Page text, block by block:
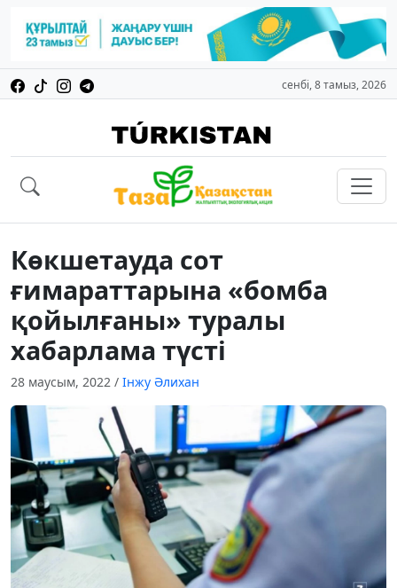
сенбі, 8 тамыз, 2026
Көкшетауда сот
ғимараттарына «бомба
қойылғаны» туралы
хабарлама түсті
28 маусым, 2022 / Інжу Әлихан